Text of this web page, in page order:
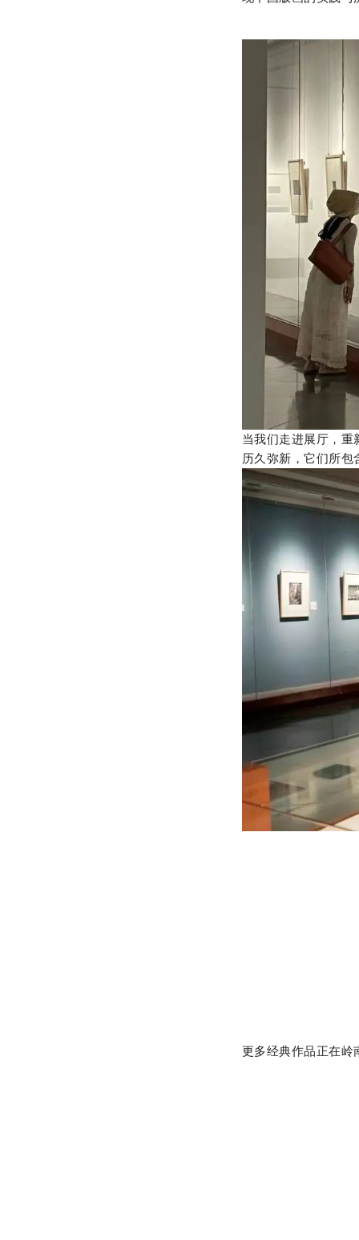
当我们走进展厅，
历久弥新，它们所
更多经典作品正在岭